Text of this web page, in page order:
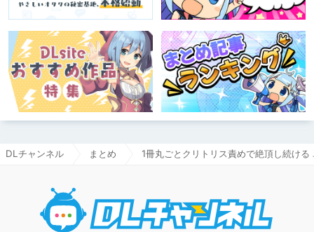
DLチャンネル まとめ 1冊丸ごとクリトリス責めで絶頂し続ける